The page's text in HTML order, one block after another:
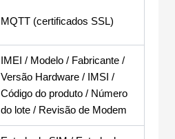
MQTT (certificados SSL)
IMEI / Modelo / Fabricante /
Versão Hardware / IMSI /
Código do produto / Número
do lote / Revisão de Modem